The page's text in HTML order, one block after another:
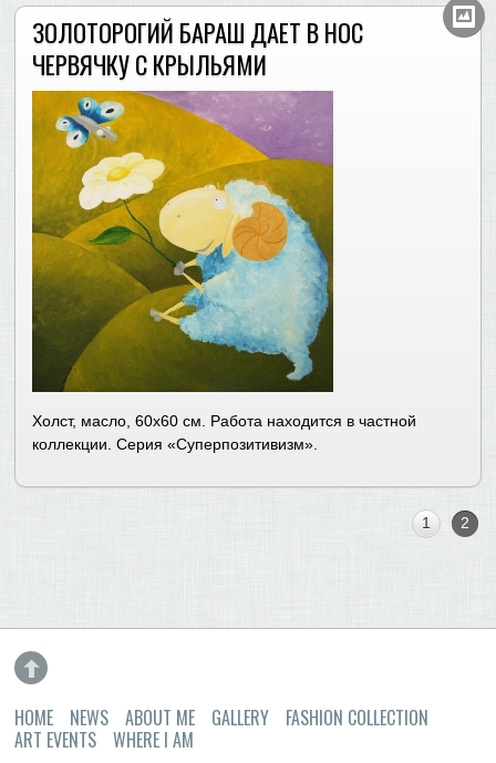
ЗОЛОТОРОГИЙ БАРАШ ДАЕТ В НОС
ЧЕРВЯЧКУ С КРЫЛЬЯМИ
Холст, масло, 60х60 см. Работа находится в частной
коллекции. Серия «Суперпозитивизм».
1 2
HOME NEWS ABOUT ME GALLERY
FASHION COLLECTION
ART EVENTS
WHERE I AM